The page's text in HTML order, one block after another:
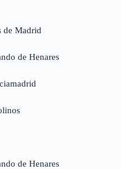
de Madrid
de Henares
de Henares